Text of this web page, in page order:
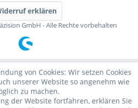
erklären
GmbH - Alle Rechte vorbehalten
von Cookies: Wir setzen Cookies
unserer Website so angenehm wie
zu machen.
der Website fortfahren, erklären Sie